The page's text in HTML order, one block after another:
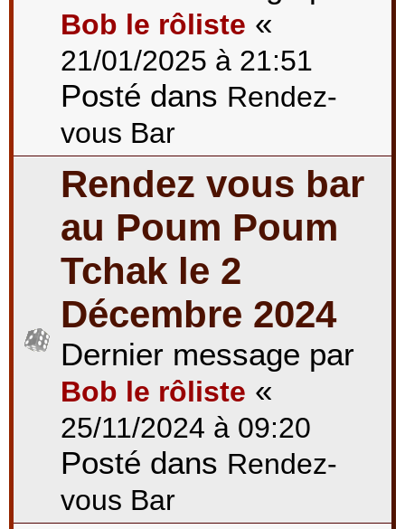
Bob le rôliste «
21/01/2025 à 21:51
Posté dans Rendez-
vous Bar
Rendez vous bar
au Poum Poum
Tchak le 2
Décembre 2024
Dernier message par
Bob le rôliste «
25/11/2024 à 09:20
Posté dans Rendez-
vous Bar